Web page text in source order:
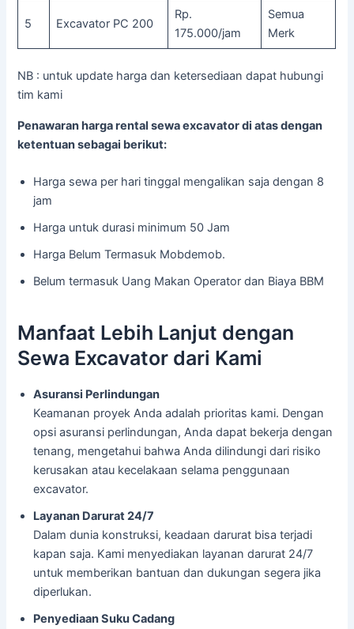
5 Excavator PC 200
Rp.
175.000/jam
Semua
Merk
NB : untuk update harga dan ketersediaan dapat hubungi
tim kami
Penawaran harga rental sewa excavator di atas dengan
ketentuan sebagai berikut:
Harga sewa per hari tinggal mengalikan saja dengan 8
jam
Harga untuk durasi minimum 50 Jam
Harga Belum Termasuk Mobdemob.
Belum termasuk Uang Makan Operator dan Biaya BBM
Manfaat Lebih Lanjut dengan
Sewa Excavator dari Kami
Asuransi Perlindungan
Keamanan proyek Anda adalah prioritas kami. Dengan
opsi asuransi perlindungan, Anda dapat bekerja dengan
tenang, mengetahui bahwa Anda dilindungi dari risiko
kerusakan atau kecelakaan selama penggunaan
excavator.
Layanan Darurat 24/7
Dalam dunia konstruksi, keadaan darurat bisa terjadi
kapan saja. Kami menyediakan layanan darurat 24/7
untuk memberikan bantuan dan dukungan segera jika
diperlukan.
Penyediaan Suku Cadang